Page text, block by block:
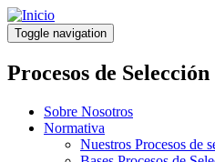
Pasar
al
contenido
principal
Toggle navigation
Procesos de Selección
Sobre Nosotros
Normativa
Nuestros Procesos de